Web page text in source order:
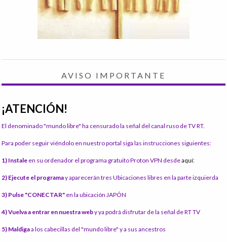
AVISO IMPORTANTE
¡ATENCIÓN!
El denominado "mundo libre" ha censurado la señal del canal ruso de TV RT.
Para poder seguir viéndolo en nuestro portal siga las instrucciones siguientes:
1) Instale en su ordenador el programa gratuito Proton VPN desdeaquí:
2) Ejecute el programay aparecerán tres Ubicaciones libres en la parte izquierda
3) Pulse "CONECTAR" en la ubicación JAPÓN
4) Vuelva a entrar en nuestra weby ya podrá disfrutar de la señal de RT TV
5) Maldigaa los cabecillas del "mundo libre" y a sus ancestros